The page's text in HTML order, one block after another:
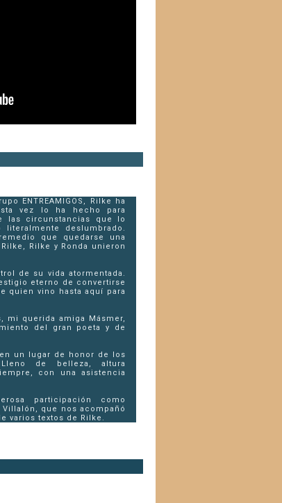
ENTREAMIGOS, Rilke ha
vez lo ha hecho para
las circunstancias que lo
deslumbrado.
que quedarse una
Rilke y Ronda unieron
de su vida atormentada.
eterno de convertirse
quien vino hasta aquí para
mi querida amiga Másmer,
del gran poeta y de
un lugar de honor de los
Lleno de belleza, altura
con una asistencia
participación como
que nos acompañó
varios textos de Rilke.